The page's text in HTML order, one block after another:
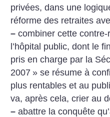
privées, dans une
réforme des retraites
– combiner cette
l’hôpital public, dont le
pris en charge par la
2007 » se résume à
plus rentables et au
va, après cela, crier au
– abattre la conquête